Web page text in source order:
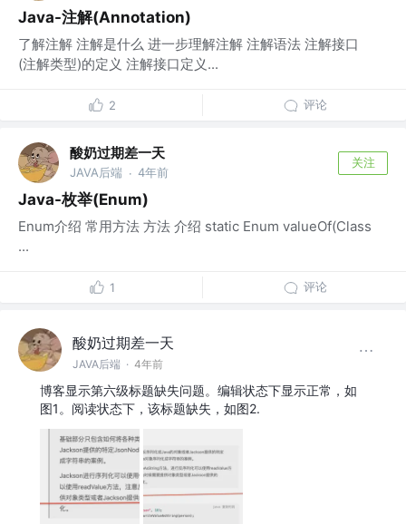
Java-注解(Annotation)
了解注解 注解是什么 进一步理解注解 注解语法 注解接口
(注解类型)的定义 注解接口定义...
2 评论
酸奶过期差一天
JAVA后端 · 4年前
关注
Java-枚举(Enum)
Enum介绍 常用方法 方法 介绍 static Enum valueOf(Class
...
1 评论
酸奶过期差一天
JAVA后端 · 4年前
博客显示第六级标题缺失问题。编辑状态下显示正常，如
图1。阅读状态下，该标题缺失，如图2.